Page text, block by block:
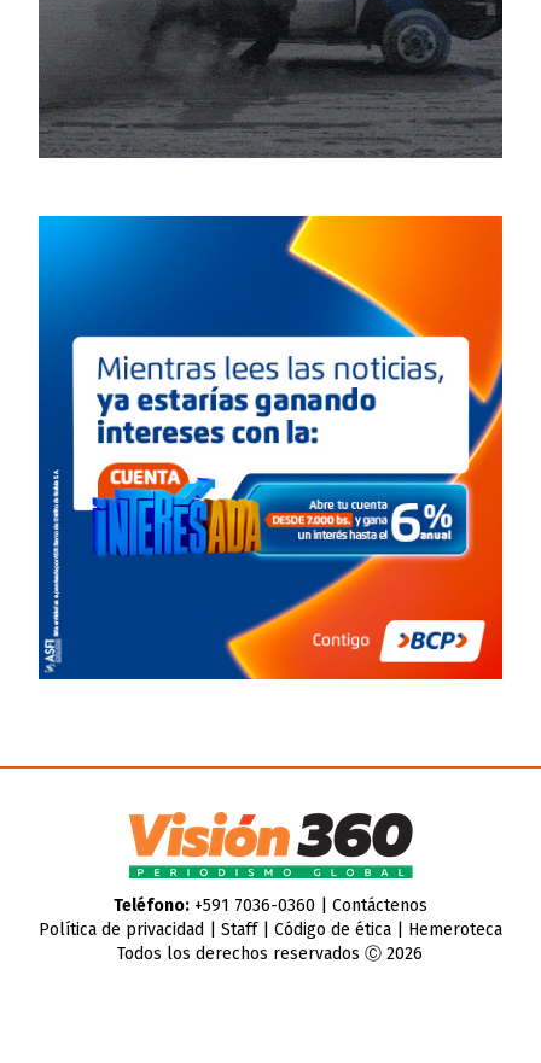
Teléfono:+591 7036-0360 | Contáctenos
Política de privacidad
Staff| Código de ética| Hemeroteca
Todos los derechos reservados Ⓒ 2026